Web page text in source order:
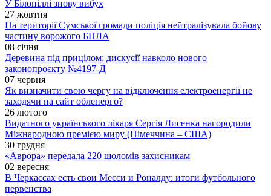
У Білопіллі знову вибух
27 жовтня
На території Сумської громади поліція нейтралізувала бойову
частину ворожого БПЛА
08 січня
Деревина під прицілом: дискусії навколо нового
законопроєкту №4197-Д
07 червня
Як визначити свою чергу на відключення електроенергії не
заходячи на сайт обленерго?
26 лютого
Видатного українського лікаря Сергія Лисенка нагородили
Міжнародною премією миру (Німеччина – США)
30 грудня
«Аврора» передала 220 шоломів захисникам
02 вересня
В Черкассах есть свои Месси и Роналду: итоги футбольного
первенства